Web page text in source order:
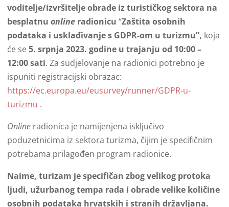
voditelje/izvršitelje obrade iz turističkog sektora na
besplatnu online radionicu “Zaštita osobnih
podataka i usklađivanje s GDPR-om u turizmu”, koja
će se5. srpnja 2023. godine u trajanju od 10:00 –
12:00 sati. Za sudjelovanje na radionici potrebno je
ispuniti registracijski obrazac:
https://ec.europa.eu/eusurvey/runner/GDPR-u-
turizmu .
Online radionica je namijenjena isključivo
poduzetnicima iz sektora turizma, čijim je specifičnim
potrebama prilagođen program radionice.
Naime, turizam je specifičan zbog velikog protoka
ljudi, užurbanog tempa rada i obrade velike količine
osobnih podataka hrvatskih i stranih državljana.